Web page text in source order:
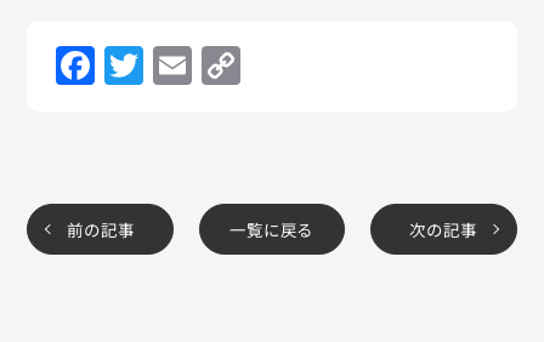
Facebook
Twitter
Email
前の記事 一覧に戻る 次の記事